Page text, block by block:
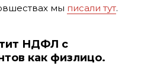
мы писали тут.
НДФЛ с
как физлицо.